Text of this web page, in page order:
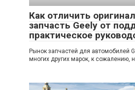
Как отличить
запчасть Geely от
практическое
Рынок запчастей для автомобилей
многих других марок, к сожалению,